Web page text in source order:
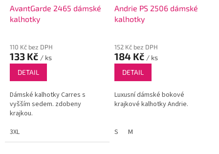
AvantGarde 2465 dámské
kalhotky
110 Kč bez DPH
133 Kč / ks
DETAIL
Dámské kalhotky Carres s
vyšším sedem. zdobeny
krajkou.
3XL
Andrie PS 2506 dámské
kalhotky
152 Kč bez DPH
184 Kč / ks
DETAIL
Luxusní dámské bokové
krajkové kalhotky Andrie.
S M